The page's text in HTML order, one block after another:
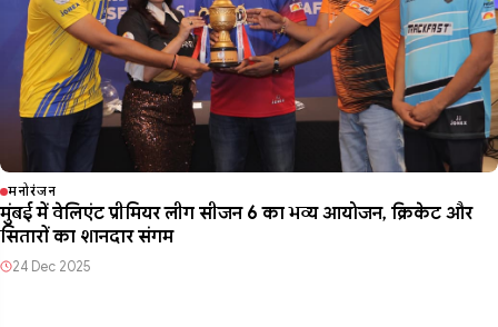
मनोरंजन
मुंबई में वेलिएंट प्रीमियर लीग सीजन 6 का भव्य आयोजन, क्रिकेट और
सितारों का शानदार संगम
24 Dec 2025